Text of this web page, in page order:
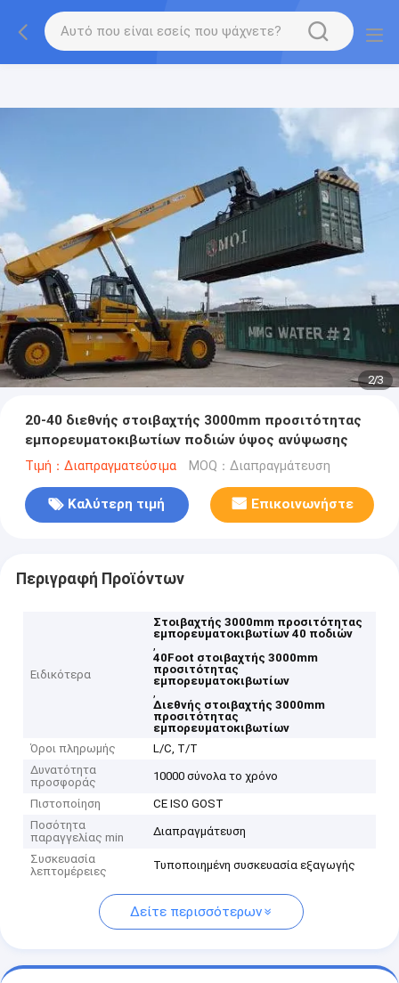
gtag('config', 'G-QWE9HWC3PF', {cookie_flags:
"SameSite=None;Secure"});
2/3
20-40 διεθνής στοιβαχτής 3000mm προσιτότητας
εμπορευματοκιβωτίων ποδιών ύψος ανύψωσης
Τιμή：Διαπραγματεύσιμα MOQ：Διαπραγμάτευση
Καλύτερη τιμή Επικοινωνήστε
Περιγραφή Προϊόντων
Ειδικότερα
Στοιβαχτής 3000mm προσιτότητας
εμπορευματοκιβωτίων 40 ποδιών
,
40Foot στοιβαχτής 3000mm
προσιτότητας
εμπορευματοκιβωτίων
,
Διεθνής στοιβαχτής 3000mm
προσιτότητας
εμπορευματοκιβωτίων
Όροι πληρωμής
L/C, T/T
Δυνατότητα
προσφοράς
10000 σύνολα το χρόνο
Πιστοποίηση
CE ISO GOST
Ποσότητα
παραγγελίας min
Διαπραγμάτευση
Συσκευασία
λεπτομέρειες
Τυποποιημένη συσκευασία εξαγωγής
Δείτε περισσότερων